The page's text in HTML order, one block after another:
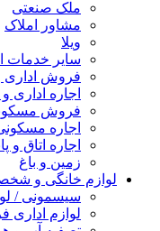
ملک صنعتی
مشاور املاک
ویلا
سایر خدمات
فروش اداری
اجاره اداری
فروش
اجاره
اجاره اتاق و
زمین و باغ
لوازم خانگی و
سیسمونی /
لوازم اداری